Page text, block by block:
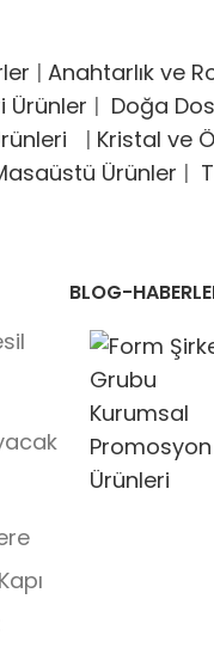
| Anahtarlık ve
Ürünler | Doğa
| Kristal ve
Ürünler |
BLOG-